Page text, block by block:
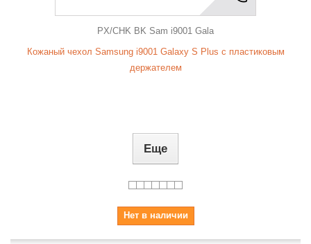
PX/CHK BK Sam i9001 Gala
Кожаный чехол Samsung i9001 Galaxy S Plus с пластиковым
держателем
Еще
Нет в наличии